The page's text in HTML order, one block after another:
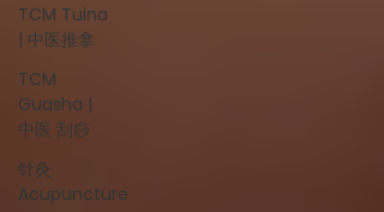
TCM Tuina
| 中医推拿
TCM
Guasha |
中医 刮痧
针灸
Acupuncture